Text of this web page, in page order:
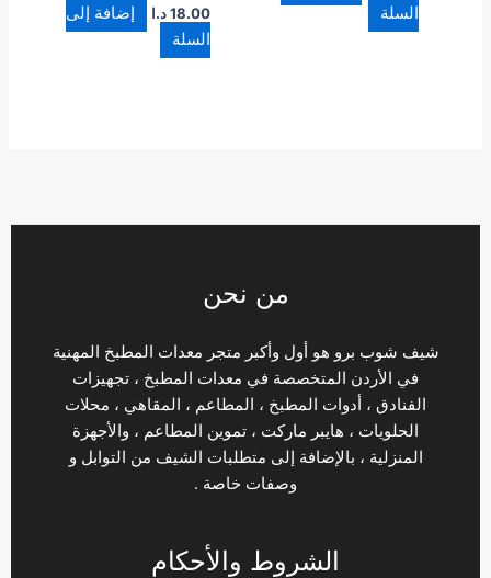
السلة
18.00د.ا
إضافة إلى
السلة
من نحن
شيف شوب برو هو أول وأكبر متجر معدات المطبخ المهنية
في الأردن المتخصصة في معدات المطبخ ، تجهيزات
الفنادق ، أدوات المطبخ ، المطاعم ، المقاهي ، محلات
الحلويات ، هايبر ماركت ، تموين المطاعم ، والأجهزة
المنزلية ، بالإضافة إلى متطلبات الشيف من التوابل و
وصفات خاصة .
الشروط والأحكام